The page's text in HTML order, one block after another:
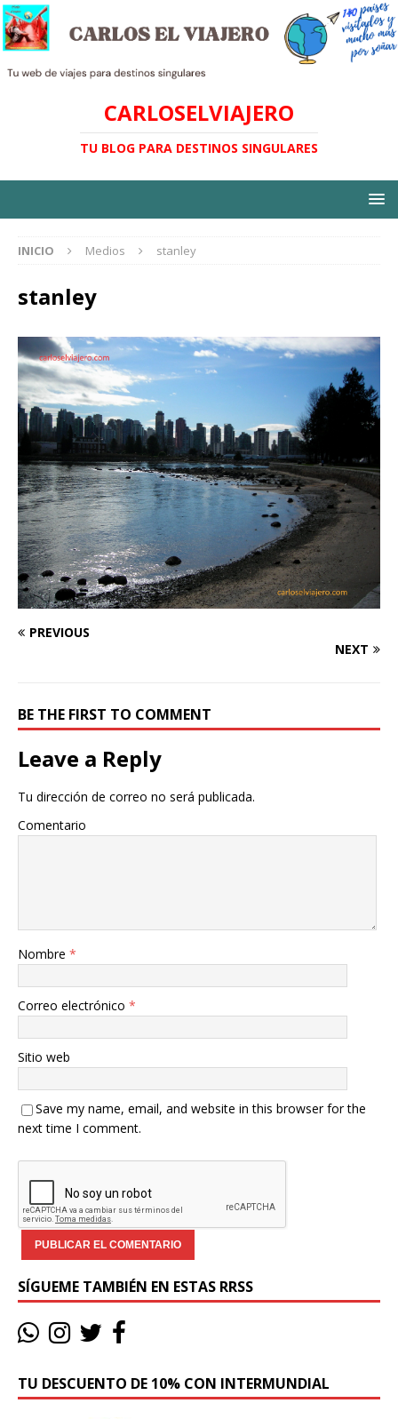
CARLOSELVIAJERO
TU BLOG PARA DESTINOS SINGULARES
INICIO Medios stanley
stanley
PREVIOUS
NEXT
BE THE FIRST TO COMMENT
Leave a Reply
Tu dirección de correo no será publicada.
Comentario
Nombre *
Correo electrónico *
Sitio web
Save my name, email, and website in this browser for the
next time I comment.
SÍGUEME TAMBIÉN EN ESTAS RRSS
TU DESCUENTO DE 10% CON INTERMUNDIAL